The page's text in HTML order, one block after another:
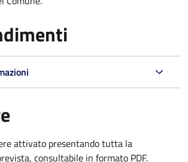
attivato presentando tutta la
consultabile in formato PDF.